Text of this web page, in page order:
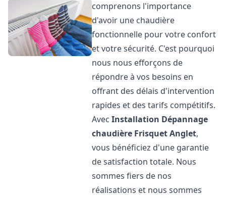
comprenons l'importance
d'avoir une chaudière
fonctionnelle pour votre confort
et votre sécurité. C'est pourquoi
nous nous efforçons de
répondre à vos besoins en
offrant des délais d'intervention
rapides et des tarifs compétitifs.
AvecInstallation Dépannage
chaudière FrisquetAnglet,
vous bénéficiez d'une garantie
de satisfaction totale. Nous
sommes fiers de nos
réalisations et nous sommes